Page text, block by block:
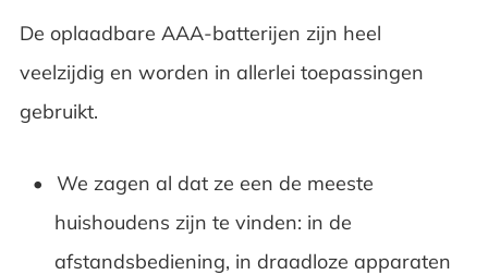
De oplaadbare AAA-batterijen zijn heel
veelzijdig en worden in allerlei toepassingen
gebruikt.
We zagen al dat ze een de meeste
huishoudens zijn te vinden: in de
afstandsbediening, in draadloze apparaten